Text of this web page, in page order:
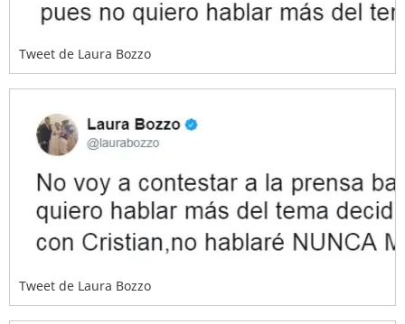
Tweet de Laura Bozzo
Tweet de Laura Bozzo